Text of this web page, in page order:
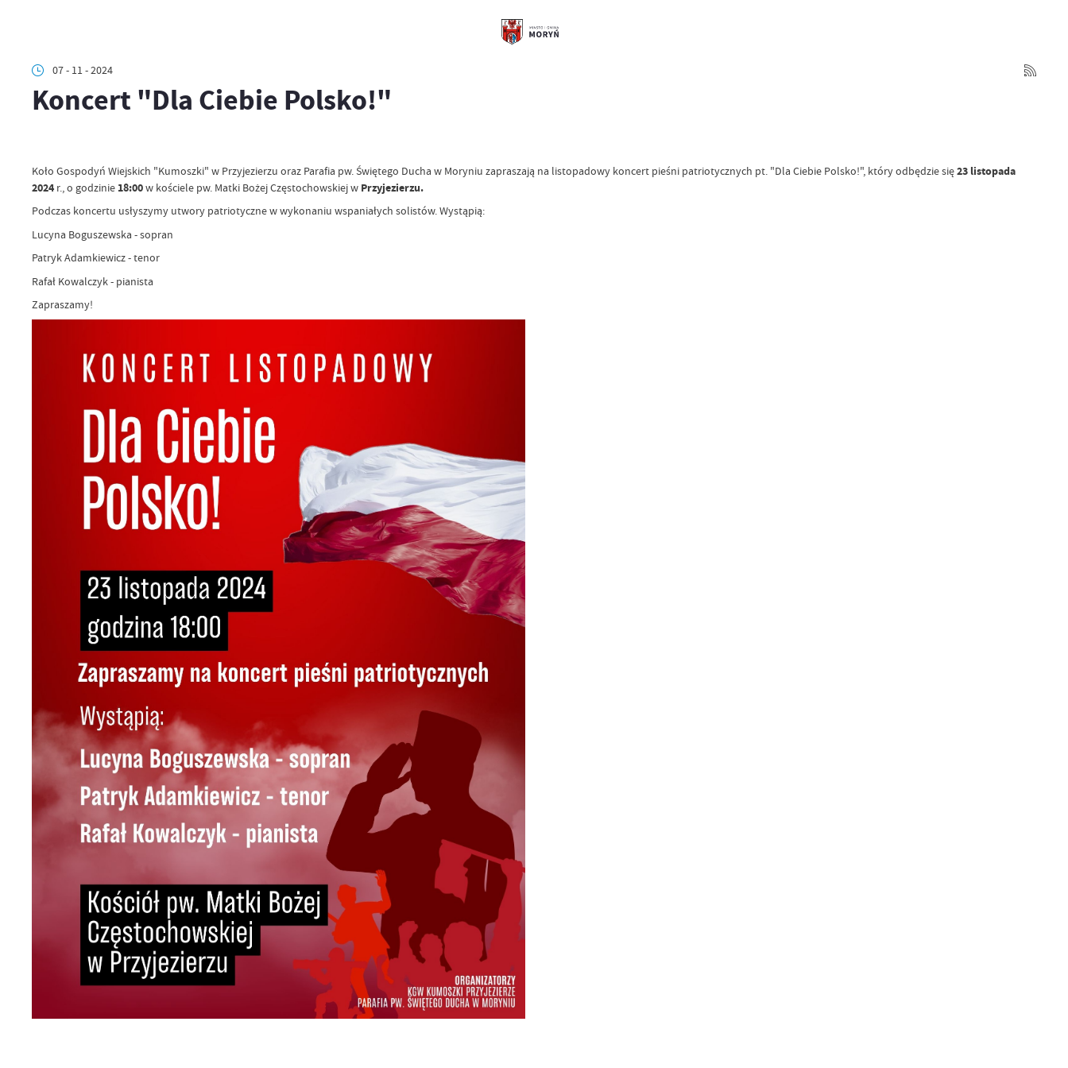
07 - 11 - 2024
Koncert "Dla Ciebie Polsko!"
Koło Gospodyń Wiejskich "Kumoszki" w Przyjezierzu oraz Parafia pw. Świętego Ducha w Moryniu zapraszają na listopadowy koncert pieśni patriotycznych pt. "Dla Ciebie Polsko!", który odbędzie się23 listopada
2024 r., o godzinie 18:00w kościele pw. Matki Bożej Częstochowskiej w Przyjezierzu.
Podczas koncertu usłyszymy utwory patriotyczne w wykonaniu wspaniałych solistów. Wystąpią:
Lucyna Boguszewska - sopran
Patryk Adamkiewicz - tenor
Rafał Kowalczyk - pianista
Zapraszamy!